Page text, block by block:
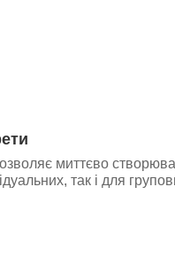
миттєво
так і для